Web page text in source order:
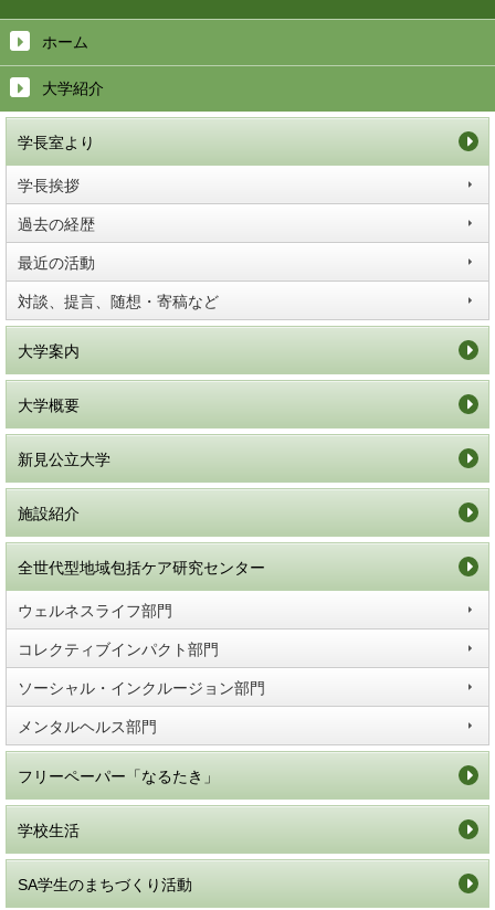
ホーム
大学紹介
学長室より
学長挨拶
過去の経歴
最近の活動
対談、提言、随想・寄稿など
大学案内
大学概要
新見公立大学
施設紹介
全世代型地域包括ケア研究センター
ウェルネスライフ部門
コレクティブインパクト部門
ソーシャル・インクルージョン部門
メンタルヘルス部門
フリーペーパー「なるたき」
学校生活
SA学生のまちづくり活動